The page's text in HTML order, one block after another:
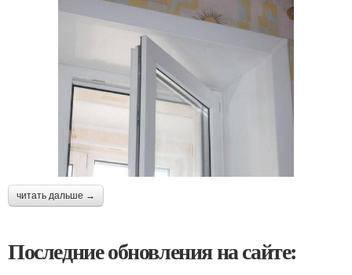
читать дальше →
Последние обновления на сайте: